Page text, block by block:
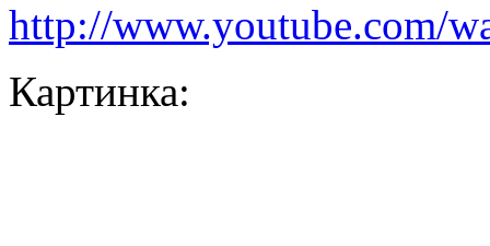
http://www.youtube.com/
Картинка: